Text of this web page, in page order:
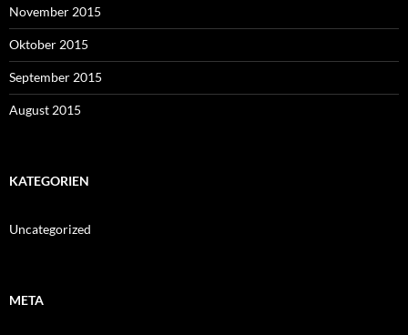
November 2015
Oktober 2015
September 2015
August 2015
KATEGORIEN
Uncategorized
META